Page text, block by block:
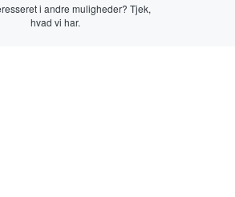
i andre muligheder? Tjek,
hvad vi har.